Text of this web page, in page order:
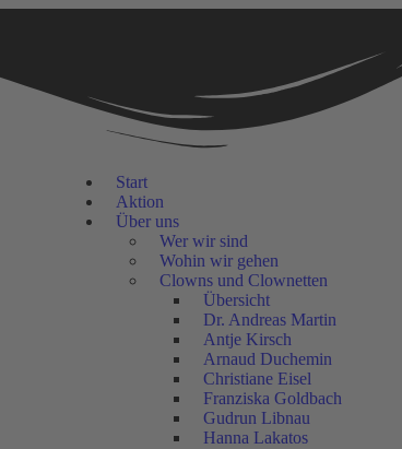
Start
Aktion
Über uns
Wer wir sind
Wohin wir gehen
Clowns und Clownetten
Übersicht
Dr. Andreas Martin
Antje Kirsch
Arnaud Duchemin
Christiane Eisel
Franziska Goldbach
Gudrun Libnau
Hanna Lakatos